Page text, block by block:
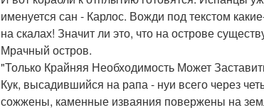
именуется сан - Карлос. Вожди под текстом
на скалах! Значит ли это, что на острове
Мрачный остров.
"Только Крайняя Необходимость Может
Кук, высадившийся на рапа - нуи всего через
сожжены, каменные изваяния повержены на